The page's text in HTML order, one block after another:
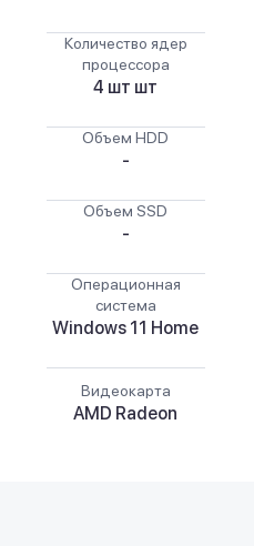
Количество ядер
процессора
4 шт шт
Объем HDD
-
Объем SSD
-
Операционная
система
Windows 11 Home
Видеокарта
AMD Radeon